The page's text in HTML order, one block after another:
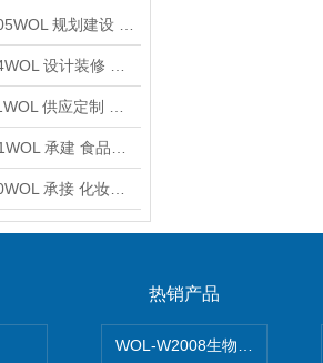
热销产品
WOL-W2008生物制药GMP